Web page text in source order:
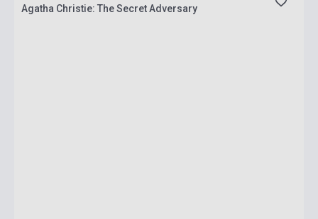
Agatha Christie: The Secret Adversary